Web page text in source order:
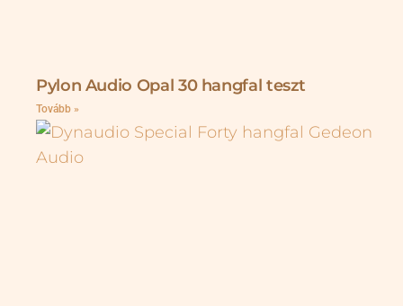
Pylon Audio Opal 30 hangfal teszt
Tovább »